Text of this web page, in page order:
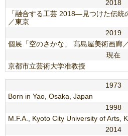
2018
「融合する工芸 2018―見つけた伝
／東京
2019
個展「空のさかな」 髙島屋美術画廊
現在
京都市立芸術大学准教授
1973
Born in Yao, Osaka, Japan
1998
M.F.A., Kyoto City University of Arts,
2014